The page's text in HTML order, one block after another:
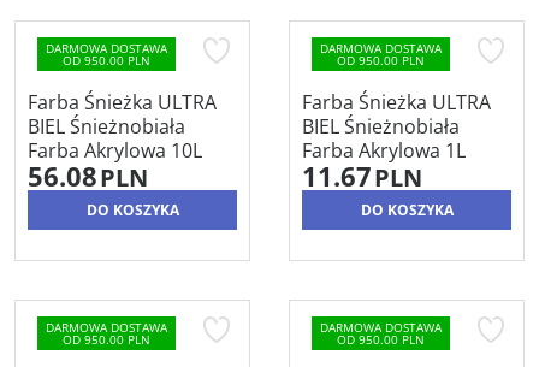
DARMOWA DOSTAWA
OD 950.00 PLN
Farba Śnieżka ULTRA
BIEL Śnieżnobiała
Farba Akrylowa 10L
56.08PLN
DO KOSZYKA
DARMOWA DOSTAWA
OD 950.00 PLN
Farba Śnieżka ULTRA
BIEL Śnieżnobiała
Farba Akrylowa 1L
11.67PLN
DO KOSZYKA
DARMOWA DOSTAWA
OD 950.00 PLN
DARMOWA DOSTAWA
OD 950.00 PLN